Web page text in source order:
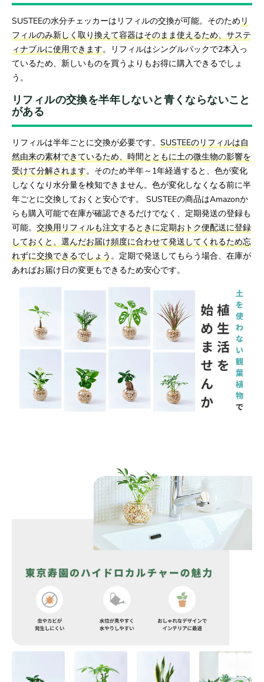
SUSTEEの水分チェッカーはリフィルの交換が可能。そのためリ
フィルのみ新しく取り換えて容器はそのまま使えるため、サステ
ィナブルに使用できます。リフィルはシングルパックで2本入っ
ているため、新しいものを買うよりもお得に購入できるでしょ
う。
リフィルの交換を半年しないと青くならないこと
がある
リフィルは半年ごとに交換が必要です。 SUSTEEのリフィルは自
然由来の素材できているため、時間とともに土の微生物の影響を
受けて分解されます。そのため半年～1年経過すると、色が変化
しなくなり水分量を検知できません。色が変化しなくなる前に半
年ごとに交換しておくと安心です。 SUSTEEの商品はAmazonか
らも購入可能で在庫が確認できるだけでなく、定期発送の登録も
可能。 交換用リフィルも注文するときに定期おトク便配送に登録
しておくと、選んだお届け頻度に合わせて発送してくれるため忘
れずに交換できるでしょう。定期で発送してもらう場合、在庫が
あればお届け日の変更もできるため安心です。